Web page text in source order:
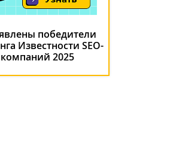
победители
Известности SEO-
компаний 2025